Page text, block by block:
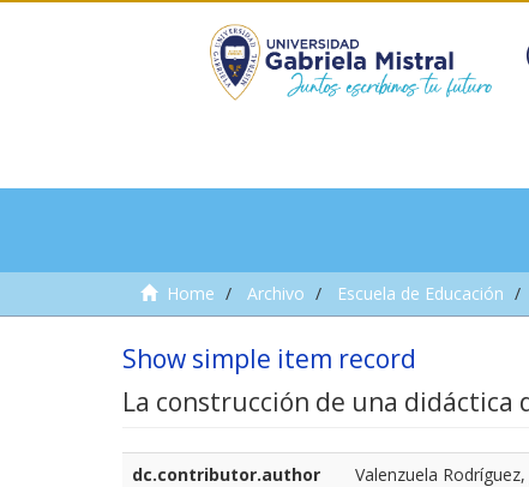
Home Archivo Escuela de Educación
Show simple item record
La construcción de una didáctica
dc.contributor.author
Valenzuela